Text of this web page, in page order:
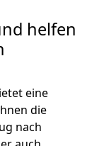
helfen
eine
die
nach